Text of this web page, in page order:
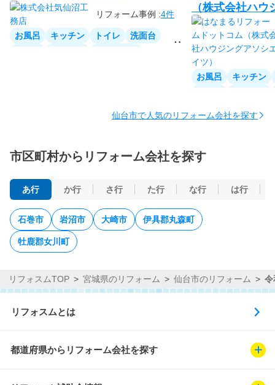
リフォーム事例 :4件
お風呂 キッチン トイレ
洗面台
（株式会社ハ
ツ）
お風呂
キッチン
仙台市で人気のリフォーム会社を探す
市区町村からリフォーム会社を探す
あ行 か行 さ行 た行 な行 は行
石巻市 岩沼市 大崎市 伊具郡丸森町
牡鹿郡女川町
リフォスムTOP 宮城県のリフォーム 仙台市のリフォーム 令
リフォスムとは
都道府県からリフォーム会社を探す